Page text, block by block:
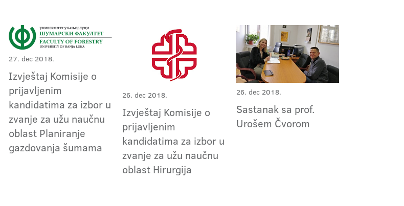
27. dec 2018.
Izvještaj Komisije o
prijavljenim
kandidatima za izbor u
zvanje za užu naučnu
oblast Planiranje
gazdovanja šumama
26. dec 2018.
Izvještaj Komisije o
prijavljenim
kandidatima za izbor u
zvanje za užu naučnu
oblast Hirurgija
26. dec 2018.
Sastanak sa prof.
Urošem Čvorom